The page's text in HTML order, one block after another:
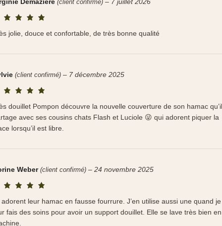
(client confirmé)
jolie, douce et confortable, de très bonne qualité
(client confirmé) – 7 décembre 2025
douillet Pompon découvre la nouvelle couverture de son hamac qu’il
avec ses cousins chats Flash et Luciole 😜 qui adorent piquer la
lorsqu’il est libre.
Weber (client confirmé) – 24 novembre 2025
adorent leur hamac en fausse fourrure. J’en utilise aussi une quand je
fais des soins pour avoir un support douillet. Elle se lave très bien en